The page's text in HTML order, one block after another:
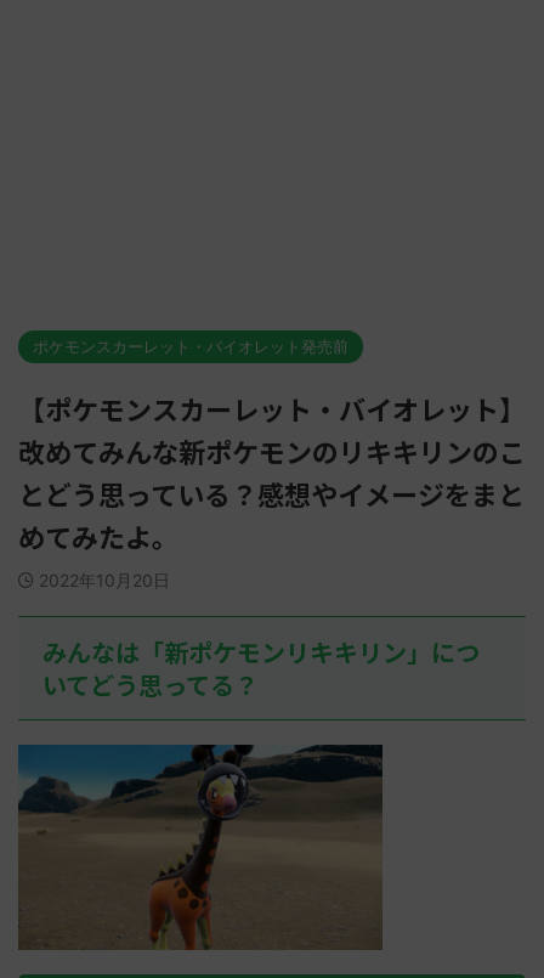
ポケモンスカーレット・バイオレット発売前
【ポケモンスカーレット・バイオレット】
改めてみんな新ポケモンのリキキリンのこ
とどう思っている？感想やイメージをまと
めてみたよ。
2022年10月20日
みんなは「新ポケモンリキキリン」につ
いてどう思ってる？